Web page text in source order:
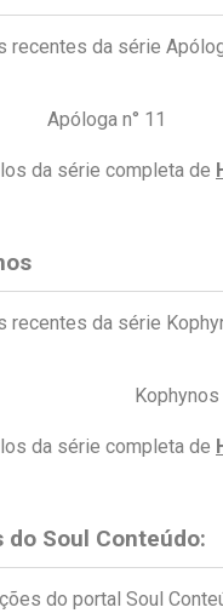
recentes da série
Apóloga n° 11
da série completa de
recentes da série
Kophynos
da série completa de
Soul Conteúdo:
do portal Soul